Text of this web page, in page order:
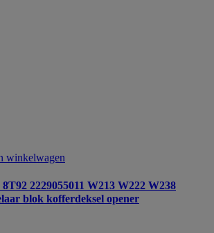
winkelwagen
8T92 2229055011 W213 W222 W238
blok kofferdeksel opener